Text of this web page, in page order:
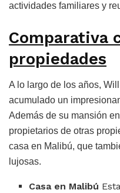
actividades familiares y
Comparativa
propiedades
A lo largo de los años,
acumulado un
Además de su mansión
propietarios de otras
casa en Malibú, que
lujosas.
Casa en Malibú